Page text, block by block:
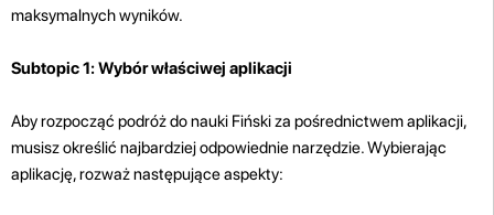
maksymalnych wyników.
Subtopic 1: Wybór właściwej aplikacji
Aby rozpocząć podróż do nauki Fiński za pośrednictwem aplikacji,
musisz określić najbardziej odpowiednie narzędzie. Wybierając
aplikację, rozważ następujące aspekty: